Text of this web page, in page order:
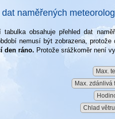
dat naměřených
tabulka obsahuje přehled dat
nemusí být zobrazena,
den ráno. Protože srážkoměr není
Max.
Max. zdánlivá
Chlad větru